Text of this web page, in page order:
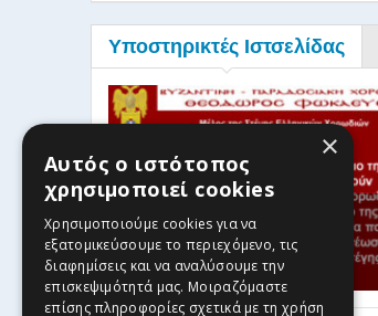
Υποστηρικτές Ιστσελίδας
Βυζαντινή-Παραδοσιακή
Χορωδία Θεόδωρος
Φωκαεύς
×
Αυτός ο ιστότοπος
χρησιμοποιεί cookies
Χρησιμοποιούμε cookies για να
εξατομικεύσουμε το περιεχόμενο, τις
διαφημίσεις και να αναλύσουμε την
επισκεψιμότητά μας. Μοιραζόμαστε
επίσης πληροφορίες σχετικά με τη χρήση